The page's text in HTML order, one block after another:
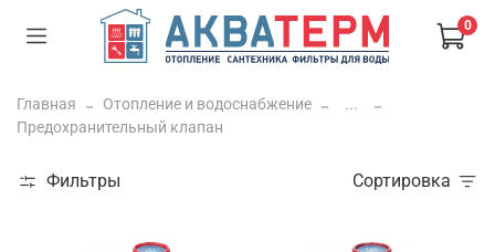
0
Главная Отопление и водоснабжение
...
Предохранительный клапан
Фильтры Сортировка